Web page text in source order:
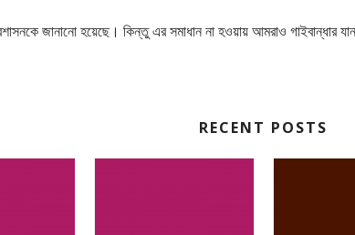
জানানো হয়েছে। কিন্তু এর সমাধান না হওয়ায় আমরাও গাইবান্ধার
RECENT POSTS